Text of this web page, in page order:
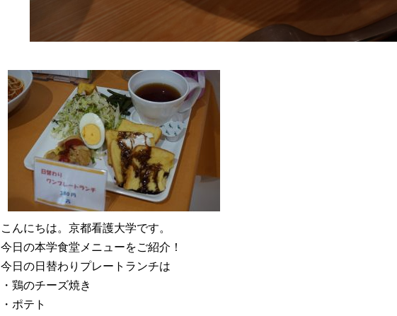
こんにちは。京都看護大学です。
今日の本学食堂メニューをご紹介！
今日の日替わりプレートランチは
・鶏のチーズ焼き
・ポテト